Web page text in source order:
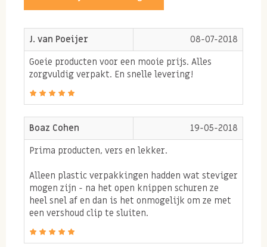
Gezonde onverzadigde enkelvoudige vetzuren
bevatten. Deze vetten zijn goed voor je hart-en
bloedvaten maar ook voor je hersenen.
Biologische pijnboompitten zijn een bron van
vitamine K. Vitamine K ondersteunt de
bloeddoorstroming en houdt mede je botten
sterk.
Biologische pijnboompitten zijn doordat ze niet
bewerkt zijn ook een bron van verschillende
anti-oxidanten. Anti-oxidanten zijn steeds
belangrijker om via voeding binnen te krijgen,
in je lichaam geminimaliseerd worden of
J. van Poeijer
08-07-2018
Goeie producten voor een mooie prijs. Alles
zorgvuldig verpakt. En snelle levering!
Boaz Cohen
19-05-2018
Prima producten, vers en lekker.
Alleen plastic verpakkingen hadden wat steviger
mogen zijn - na het open knippen schuren ze
heel snel af en dan is het onmogelijk om ze met
een vershoud clip te sluiten.